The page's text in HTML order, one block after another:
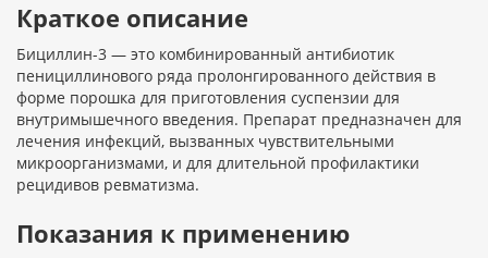
Краткое описание
Бициллин-3 — это комбинированный антибиотик
пенициллинового ряда пролонгированного действия в
форме порошка для приготовления суспензии для
внутримышечного введения. Препарат предназначен для
лечения инфекций, вызванных чувствительными
микроорганизмами, и для длительной профилактики
рецидивов ревматизма.
Показания к применению